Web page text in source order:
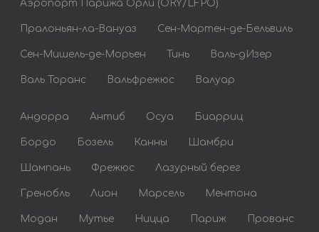
Аэропорт Парижа Орли (ORY/LFPO)
Пралоньян-ла-Вануаз Сен-Мартен-де-Бельвиль
Сен-Мишель-де-Морьен Тинь Валь-дИзер
Валь Торанс Вальфрежюс Валуар
Андорра Антиб Осуа Биарриц
Бордо Бозель Канны Шамбри
Шампань Фрежюс Лазурный берег
Гренобль Лион Марсель Ментона
Модан Мутье Ницца Париж Прованс